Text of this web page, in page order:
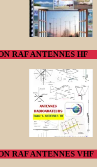
RAF ANTENNES HF
RAF ANTENNES VHF